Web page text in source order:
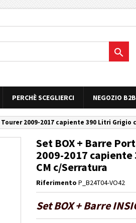

PERCHÈ SCEGLIERCI NEGOZIO B2B
2009-2017 capiente 390 Litri Grigio
Set BOX + Barre
2009-2017 capiente
CM c/Serratura
Riferimento P_B24T04-VO42
Set BOX + Barre